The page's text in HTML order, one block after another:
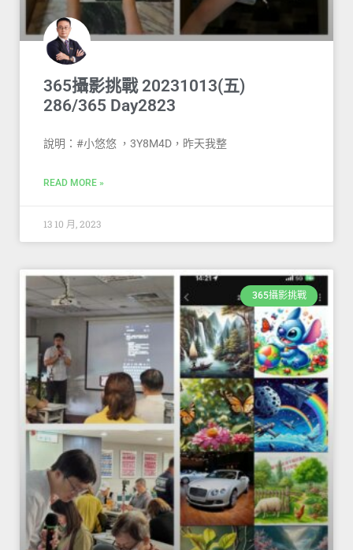
365攝影挑戰 20231013(五)
286/365 Day2823
說明：#小悠悠 ，3Y8M4D，昨天我整
READ MORE »
13 10 月, 2023
365攝影挑戰